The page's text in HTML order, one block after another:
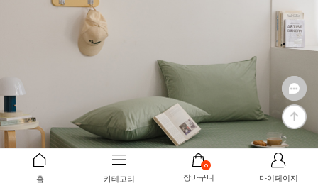
홈 카테고리
0
장바구니 마이페이지